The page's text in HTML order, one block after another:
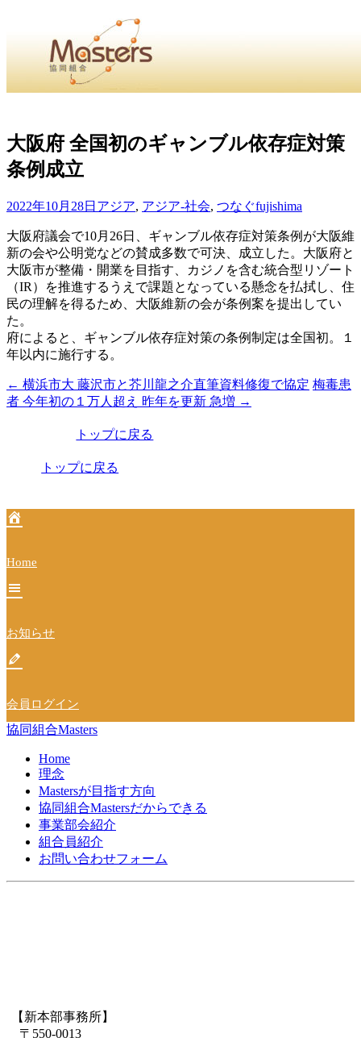
せ・
・Home・ ・理 念・ ・沿 革・ ・組織図・ ・会
協同組合Masters／
国土交通省・経済産業省・農林水産省・厚生労働省 認可
Masters組合員ログイン
大阪府 全国初のギャンブル依存症対策
条例成立
2022年10月28日 アジア, アジア-社会, つなぐfujishima
大阪府議会で10月26日、ギャンブル依存症対策条例が大阪維
新の会や公明党などの賛成多数で可決、成立した。大阪府と
大阪市が整備・開業を目指す、カジノを含む統合型リゾート
（IR）を推進するうえで課題となっている懸念を払拭し、住
民の理解を得るため、大阪維新の会が条例案を提出してい
た。
府によると、ギャンブル依存症対策の条例制定は全国初。１
年以内に施行する。
投
稿
ー
ョ
ン
← 横浜市大 藤沢市と芥川龍之介直筆資料修復で協定 梅毒患
者 今年初の１万人超え 昨年を更新 急増 →
トップに戻る
トップに戻る
Home
お知らせ
会員ログイン
協同組合Masters
Home
理念
Mastersが目指す方向
協同組合Mastersだからできる
事業部会紹介
組合員紹介
お問い合わせフォーム
【新本部事務所】
〒550-0013